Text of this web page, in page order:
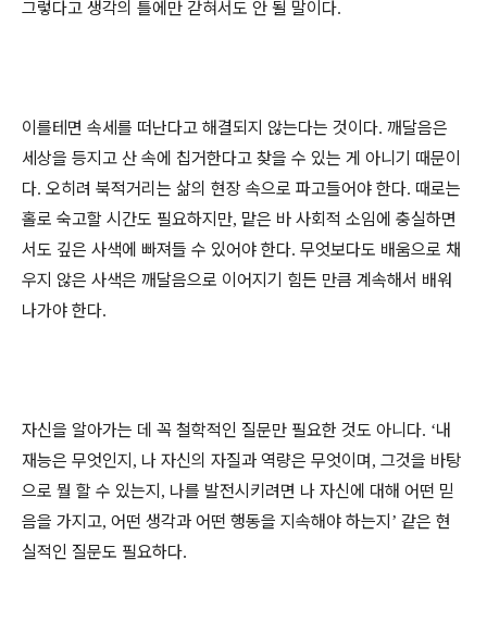
그렇다고 생각의 틀에만 갇혀서도 안 될 말이다.
이를테면 속세를 떠난다고 해결되지 않는다는 것이다. 깨달음은
세상을 등지고 산 속에 칩거한다고 찾을 수 있는 게 아니기 때문이
다. 오히려 북적거리는 삶의 현장 속으로 파고들어야 한다. 때로는
홀로 숙고할 시간도 필요하지만, 맡은 바 사회적 소임에 충실하면
서도 깊은 사색에 빠져들 수 있어야 한다. 무엇보다도 배움으로 채
우지 않은 사색은 깨달음으로 이어지기 힘든 만큼 계속해서 배워
나가야 한다.
자신을 알아가는 데 꼭 철학적인 질문만 필요한 것도 아니다. ‘내
재능은 무엇인지 , 나 자신의 자질과 역량은 무엇이며, 그것을 바탕
으로 뭘 할 수 있는지 , 나를 발전시키려면 나 자신에 대해 어떤 믿
음을 가지고, 어떤 생각과 어떤 행동을 지속해야 하는지 ’ 같은 현
실적인 질문도 필요하다.